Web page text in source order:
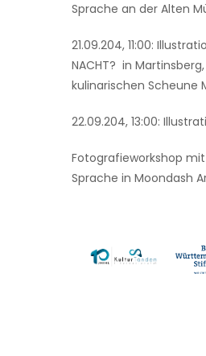
Sprache an der Alten
21.09.204, 11:00:
NACHT? in
kulinarischen Scheune
22.09.204, 13:00:
Fotografieworkshop mit
Sprache in Moondash